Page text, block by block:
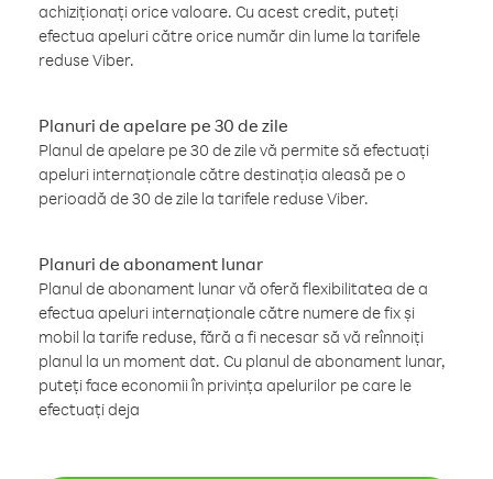
achiziționați orice valoare. Cu acest credit, puteți
efectua apeluri către orice număr din lume la tarifele
reduse Viber.
Planuri de apelare pe 30 de zile
Planul de apelare pe 30 de zile vă permite să efectuați
apeluri internaționale către destinația aleasă pe o
perioadă de 30 de zile la tarifele reduse Viber.
Planuri de abonament lunar
Planul de abonament lunar vă oferă flexibilitatea de a
efectua apeluri internaționale către numere de fix și
mobil la tarife reduse, fără a fi necesar să vă reînnoiți
planul la un moment dat. Cu planul de abonament lunar,
puteți face economii în privința apelurilor pe care le
efectuați deja